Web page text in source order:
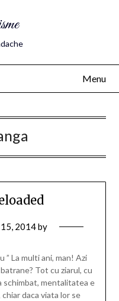
Menu
2014by
” La multi ani, man! Azi
Tot cu ziarul, cu
schimbat, mentalitatea e
chiar daca viata lor se